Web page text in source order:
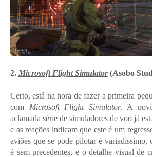
2. Microsoft Flight Simulator (Asobo
Certo, está na hora de fazer a primeira
com Microsoft Flight Simulator. A
aclamada série de simuladores de voo já
e as reações indicam que este é um
aviões que se pode pilotar é variadíssimo,
é sem precedentes, e o detalhe visual de